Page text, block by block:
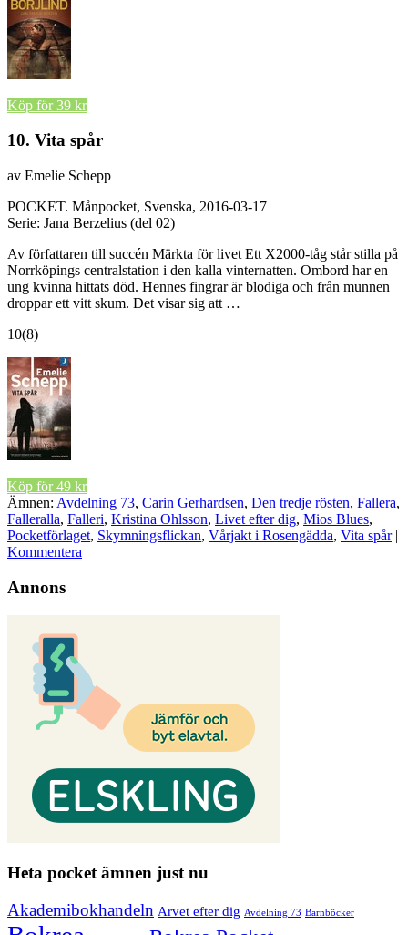
Köp för 39 kr
10. Vita spår
av Emelie Schepp
POCKET. Månpocket, Svenska, 2016-03-17
Serie: Jana Berzelius (del 02)
Av författaren till succén Märkta för livet Ett X2000-tåg står stilla på
Norrköpings centralstation i den kalla vinternatten. Ombord har en
ung kvinna hittats död. Hennes fingrar är blodiga och från munnen
droppar ett vitt skum. Det visar sig att …
10(8)
Köp för 49 kr
Ämnen: Avdelning 73, Carin Gerhardsen, Den tredje rösten, Fallera,
Falleralla, Falleri, Kristina Ohlsson, Livet efter dig, Mios Blues,
Pocketförlaget, Skymningsflickan, Vårjakt i Rosengädda, Vita spår |
Kommentera
Annons
Heta pocket ämnen just nu
Akademibokhandeln Arvet efter dig Avdelning 73 Barnböcker